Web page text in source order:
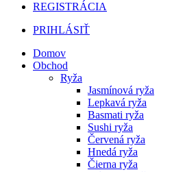
REGISTRÁCIA
PRIHLÁSIŤ
Domov
Obchod
Ryža
Jasmínová ryža
Lepkavá ryža
Basmati ryža
Sushi ryža
Červená ryža
Hnedá ryža
Čierna ryža